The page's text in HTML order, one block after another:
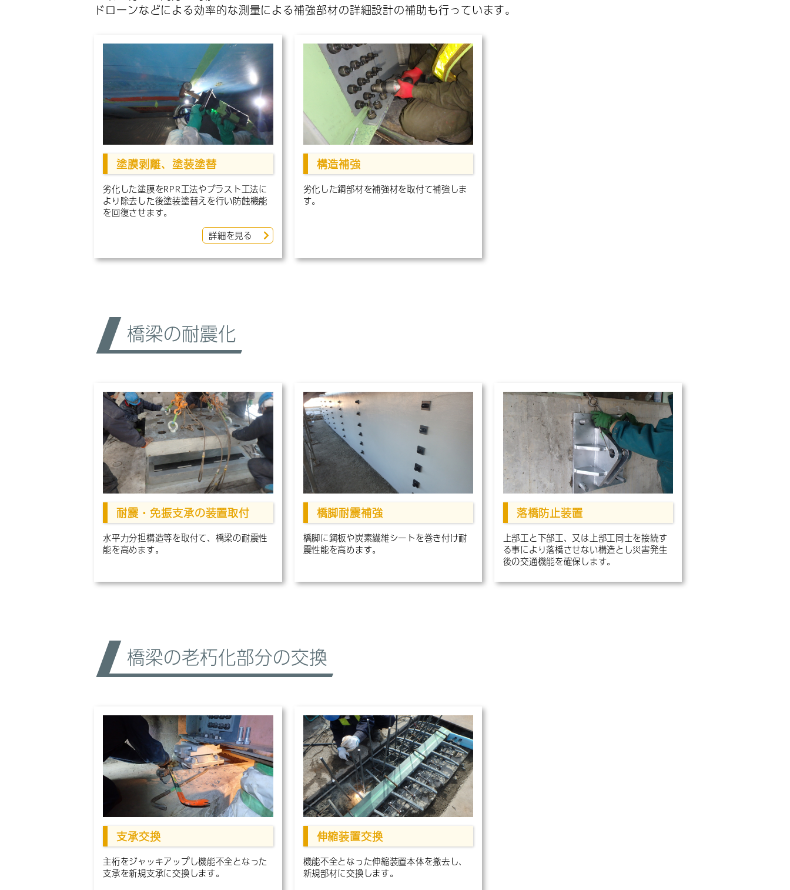
ドローンなどによる効率的な測量による補強部材の詳細設計の補助も行っています。
塗膜剥離、塗装塗替
劣化した塗膜をRPR工法やブラスト工法に
より除去した後塗装塗替えを行い防蝕機能
を回復させます。
詳細を見る
構造補強
劣化した鋼部材を補強材を取付て補強しま
す。
橋梁の耐震化
耐震・免振支承の装置取付
水平力分担構造等を取付て、橋梁の耐震性
能を高めます。
橋脚耐震補強
橋脚に鋼板や炭素繊維シートを巻き付け耐
震性能を高めます。
落橋防止装置
上部工と下部工、又は上部工同士を接続す
る事により落橋させない構造とし災害発生
後の交通機能を確保します。
橋梁の老朽化部分の交換
支承交換
主桁をジャッキアップし機能不全となった
支承を新規支承に交換します。
伸縮装置交換
機能不全となった伸縮装置本体を撤去し、
新規部材に交換します。